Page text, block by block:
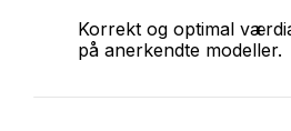
Korrekt og optimal
på anerkendte modeller.